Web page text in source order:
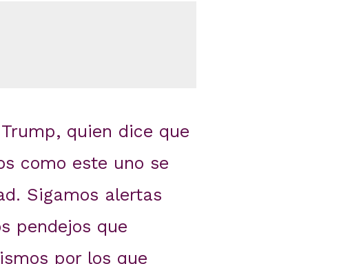
quien dice que
como este uno se
Sigamos alertas
pendejos que
por los que